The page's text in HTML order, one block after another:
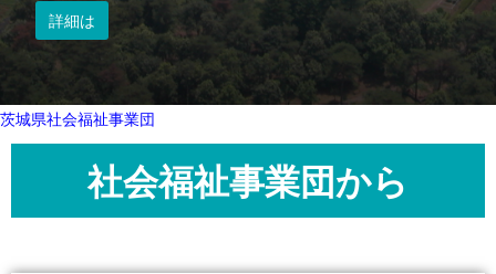
詳細は
茨城県社会福祉事業団
社会福祉事業団から